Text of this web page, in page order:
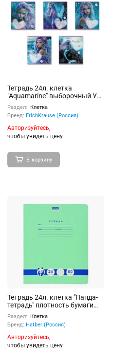
Тетрадь 24л. клетка
"Aquamarine" выборочный УФ-
лак с глиттером
Раздел:
Клетка
Бренд: ErichKrause (Россия)
Авторизуйтесь,
чтобы увидеть цену
В корзину
Тетрадь 24л. клетка "Панда-
тетрадь" плотность бумаги
80г/кв.м на скобе
скругл.углы
Раздел:
Клетка
Бренд: Hatber (Россия)
Авторизуйтесь,
чтобы увидеть цену